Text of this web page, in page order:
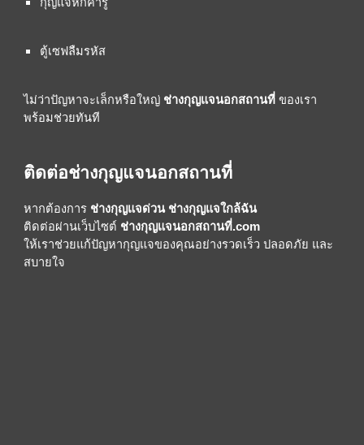
ตู้เซฟลืมรหัส
ไม่ว่าปัญหาจะเล็กหรือใหญ่ ช่างกุญแจนอกสถานที่ ของเรา
พร้อมช่วยทันที
ติดต่อช่างกุญแจนอกสถานที่
หากต้องการ ช่างกุญแจด่วน ช่างกุญแจใกล้ฉัน
ติดต่อผ่านเว็บไซต์ ช่างกุญแจนอกสถานที่.com
ให้เราช่วยแก้ปัญหากุญแจของคุณอย่างรวดเร็ว ปลอดภัย และ
สบายใจ